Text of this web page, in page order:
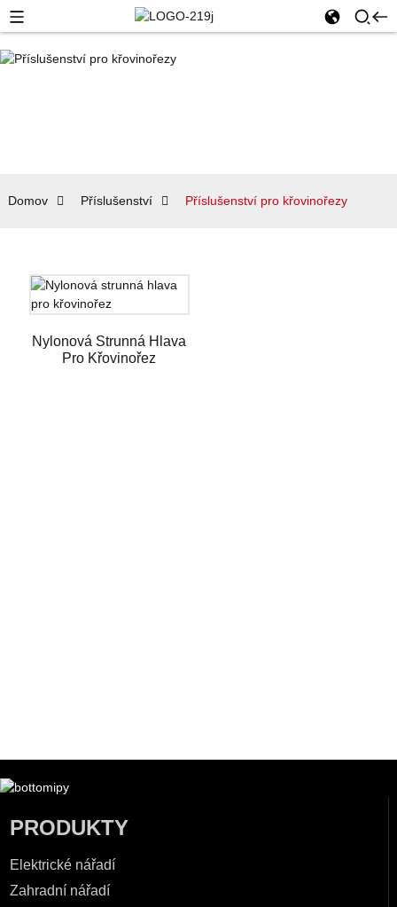
Domov Příslušenství Příslušenství pro křovinořezy
Nylonová Strunná Hlava
Pro Křovinořez
PRODUKTY
Elektrické nářadí
Zahradní nářadí